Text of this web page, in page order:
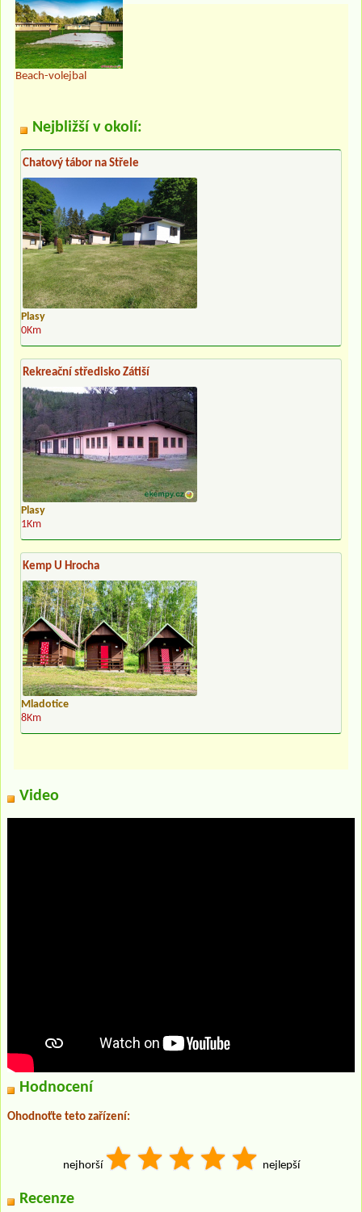
Beach-volejbal
Nejbližší v okolí:
Chatový tábor na Střele
Plasy
0Km
Rekreační středisko Zátiší
Plasy
1Km
Kemp U Hrocha
Mladotice
8Km
Video
Hodnocení
Ohodnoťte teto zařízení:
nejhorší nejlepší
Recenze